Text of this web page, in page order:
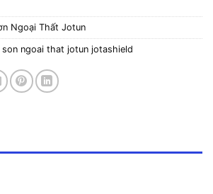
Ngoại Thất Jotun
son ngoai that jotun jotashield